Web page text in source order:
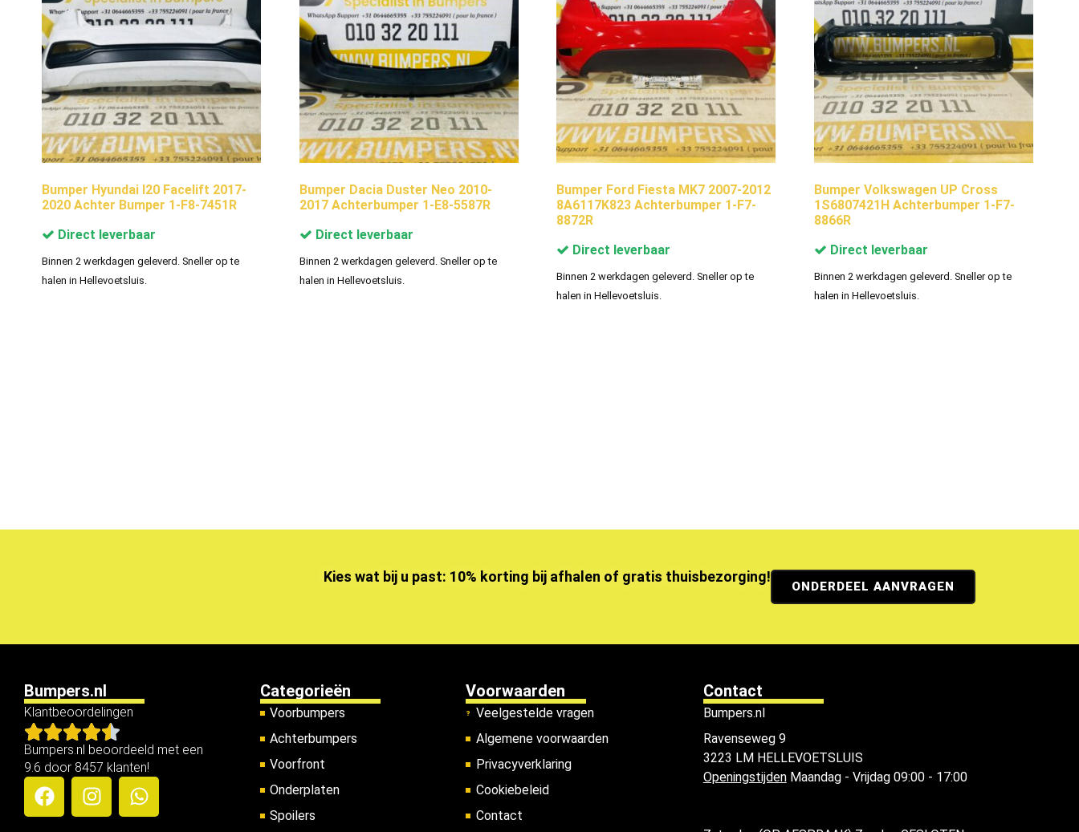
Bumper Hyundai I20 Facelift 2017-
2020 Achter Bumper 1-F8-7451R
Direct leverbaar
Binnen 2 werkdagen geleverd. Sneller op te
halen in Hellevoetsluis.
Bumper Dacia Duster Neo 2010-
2017 Achterbumper 1-E8-5587R
Direct leverbaar
Binnen 2 werkdagen geleverd. Sneller op te
halen in Hellevoetsluis.
Bumper Ford Fiesta MK7 2007-2012
8A6117K823 Achterbumper 1-F7-
8872R
Direct leverbaar
Binnen 2 werkdagen geleverd. Sneller op te
halen in Hellevoetsluis.
Bumper Volkswagen UP Cross
1S6807421H Achterbumper 1-F7-
8866R
Direct leverbaar
Binnen 2 werkdagen geleverd. Sneller op te
halen in Hellevoetsluis.
Kies wat bij u past: 10% korting bij afhalen of gratis thuisbezorging!
ONDERDEEL AANVRAGEN
Bumpers.nl
Klantbeoordelingen
Bumpers.nl beoordeeld met een
9.6 door 8457 klanten!
Categorieën
Voorbumpers
Achterbumpers
Voorfront
Onderplaten
Spoilers
Voorwaarden
Veelgestelde vragen
Algemene voorwaarden
Privacyverklaring
Cookiebeleid
Contact
Contact
Bumpers.nl
Ravenseweg 9
3223 LM HELLEVOETSLUIS
OpeningstijdenMaandag - Vrijdag 09:00 - 17:00